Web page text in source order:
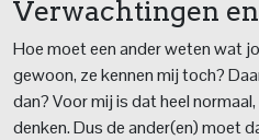
Verwachtingen
Hoe moet een ander weten wat
gewoon, ze kennen mij toch?
dan? Voor mij is dat heel
denken. Dus de ander(en) moet